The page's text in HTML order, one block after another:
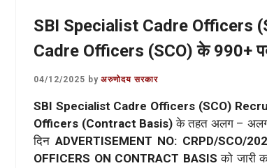
SBI Specialist Cadre Officers
Cadre Officers (SCO) के 990+ पदों
04/12/2025 byअरुणोदय सरकार
SBI Specialist Cadre Officers (SCO)
Officers (Contract Basis)के तहत अलग – अलग
दिन ADVERTISEMENT NO: CRPD/SCO/
OFFICERS ON CONTRACT BASISको जारी